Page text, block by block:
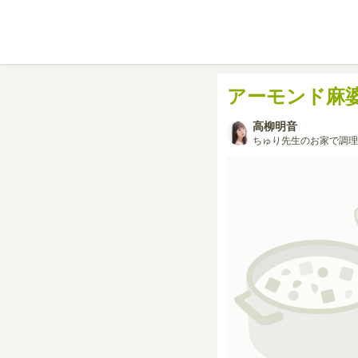
アーモンド麻
高柳明音
ちゅり先生のお家で調